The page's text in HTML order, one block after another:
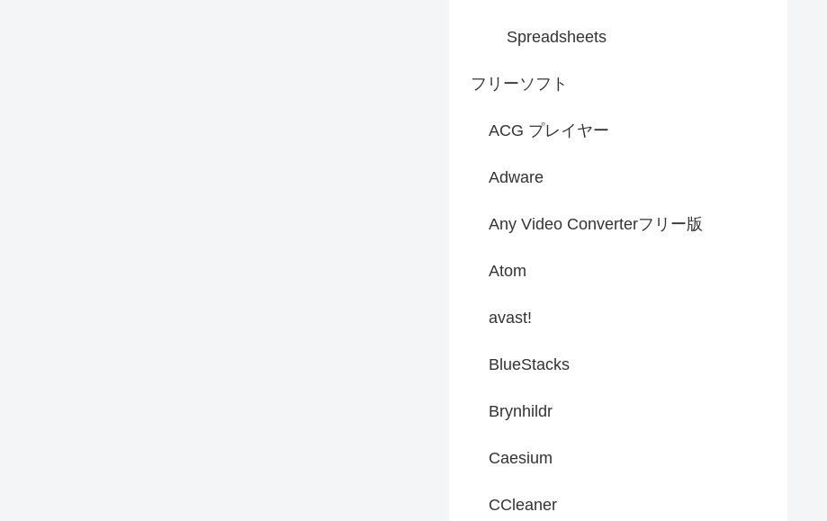
Spreadsheets
フリーソフト
ACG プレイヤー
Adware
Any Video Converterフリー版
Atom
avast!
BlueStacks
Brynhildr
Caesium
CCleaner